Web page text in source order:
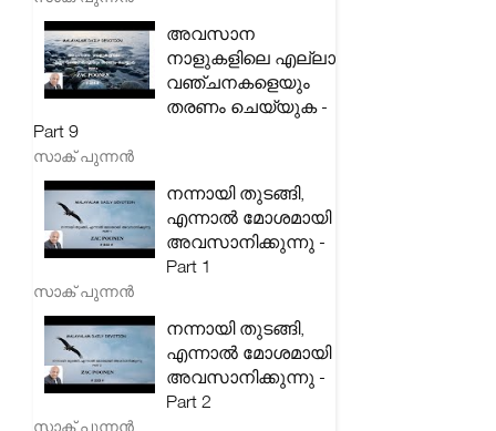
അവസാന
നാളുകളിലെ എല്ലാ
വഞ്ചനകളെയും
തരണം ചെയ്യുക -
Part 9
സാക് പുന്നൻ
നന്നായി തുടങ്ങി,
എന്നാൽ മോശമായി
അവസാനിക്കുന്നു -
Part 1
സാക് പുന്നൻ
നന്നായി തുടങ്ങി,
എന്നാൽ മോശമായി
അവസാനിക്കുന്നു -
Part 2
സാക് പുന്നൻ